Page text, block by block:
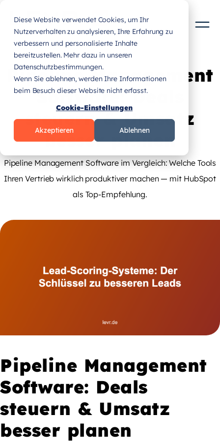
Diese Website verwendet Cookies, um Ihr
Nutzerverhalten zu analysieren, Ihre Erfahrung zu
verbessern und personalisierte Inhalte
bereitzustellen. Mehr dazu in unseren
Datenschutzbestimmungen.
Wenn Sie ablehnen, werden Ihre Informationen
beim Besuch dieser Website nicht erfasst.
Cookie-Einstellungen
Akzeptieren Ablehnen
Pipeline Management
Software: Deals
steuern & Umsatz
besser planen
Pipeline Management Software im Vergleich: Welche Tools
Ihren Vertrieb wirklich produktiver machen — mit HubSpot
als Top-Empfehlung.
Pipeline Management
Software: Deals
steuern & Umsatz
besser planen